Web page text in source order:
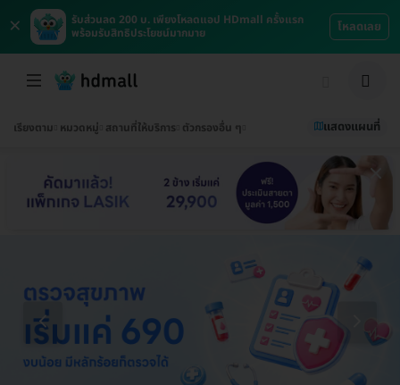
×
รับส่วนลด 200 บ. เพียงโหลดแอป HDmall ครั้งแรก
พร้อมรับสิทธิประโยชน์มากมาย
โหลดเลย
เรียงตาม หมวดหมู่ สถานที่ให้บริการ ตัวกรองอื่น ๆ แสดงแผนที่